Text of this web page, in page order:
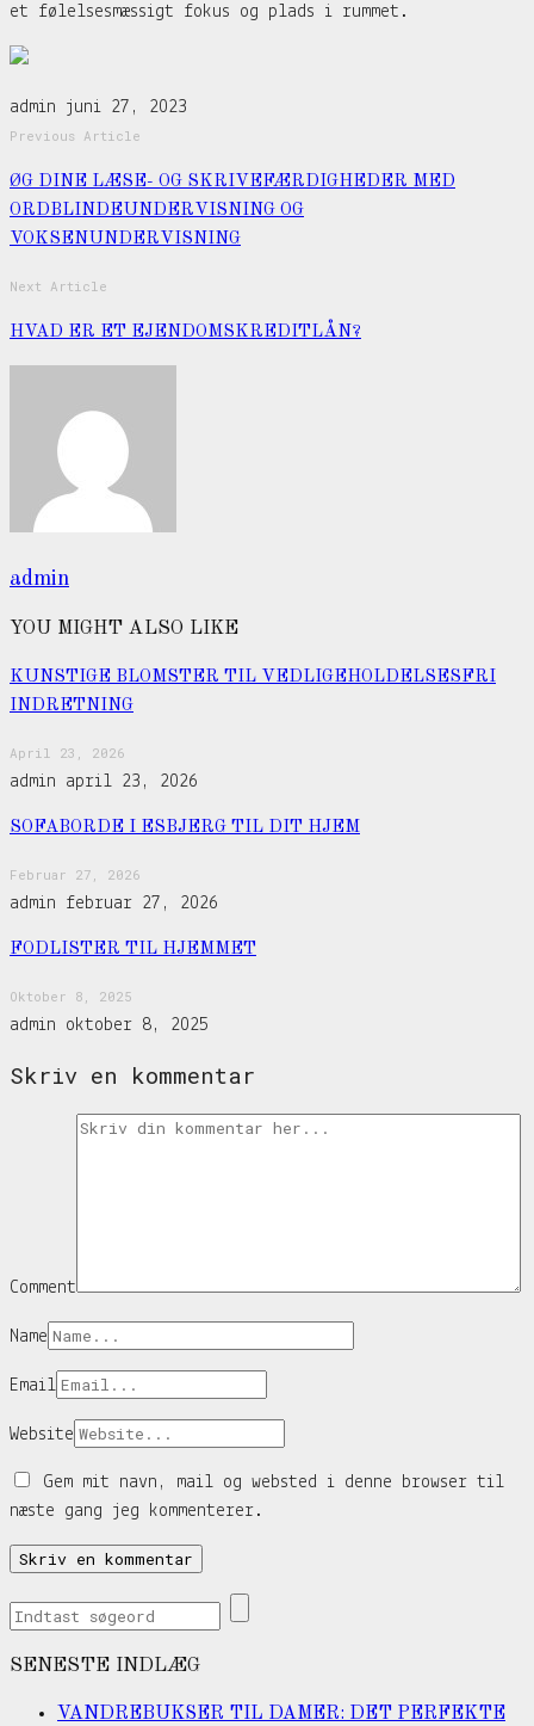
et følelsesmæssigt fokus og plads i rummet.
admin juni 27, 2023
Previous Article
ØG DINE LÆSE- OG SKRIVEFÆRDIGHEDER MED
ORDBLINDEUNDERVISNING OG
VOKSENUNDERVISNING
Next Article
HVAD ER ET EJENDOMSKREDITLÅN?
admin
YOU MIGHT ALSO LIKE
KUNSTIGE BLOMSTER TIL VEDLIGEHOLDELSESFRI
INDRETNING
April 23, 2026
admin april 23, 2026
SOFABORDE I ESBJERG TIL DIT HJEM
Februar 27, 2026
admin februar 27, 2026
FODLISTER TIL HJEMMET
Oktober 8, 2025
admin oktober 8, 2025
Skriv en kommentar
Comment
Name
Email
Website
Gem mit navn, mail og websted i denne browser til
næste gang jeg kommenterer.
SENESTE INDLÆG
VANDREBUKSER TIL DAMER: DET PERFEKTE